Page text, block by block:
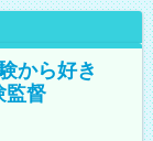
から好き
監督